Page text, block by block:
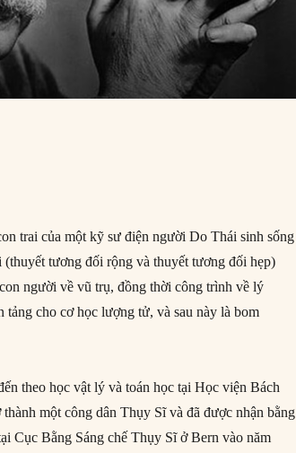
trai của một kỹ sư điện người Do Thái sinh sống
tương đối rộng và thuyết tương đối hẹp)
người về vũ trụ, đồng thời công trình về lý
tảng cho cơ học lượng tử, và sau này là bom
theo học vật lý và toán học tại Học viện Bách
một công dân Thụy Sĩ và đã được nhận bằng
Cục Bằng Sáng chế Thụy Sĩ ở Bern vào năm